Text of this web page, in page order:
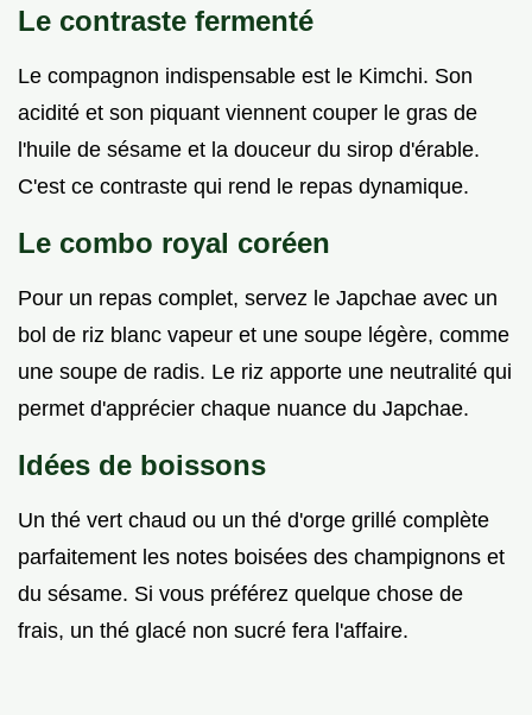
Le contraste fermenté
Le compagnon indispensable est le Kimchi. Son
acidité et son piquant viennent couper le gras de
l'huile de sésame et la douceur du sirop d'érable.
C'est ce contraste qui rend le repas dynamique.
Le combo royal coréen
Pour un repas complet, servez le Japchae avec un
bol de riz blanc vapeur et une soupe légère, comme
une soupe de radis. Le riz apporte une neutralité qui
permet d'apprécier chaque nuance du Japchae.
Idées de boissons
Un thé vert chaud ou un thé d'orge grillé complète
parfaitement les notes boisées des champignons et
du sésame. Si vous préférez quelque chose de
frais, un thé glacé non sucré fera l'affaire.